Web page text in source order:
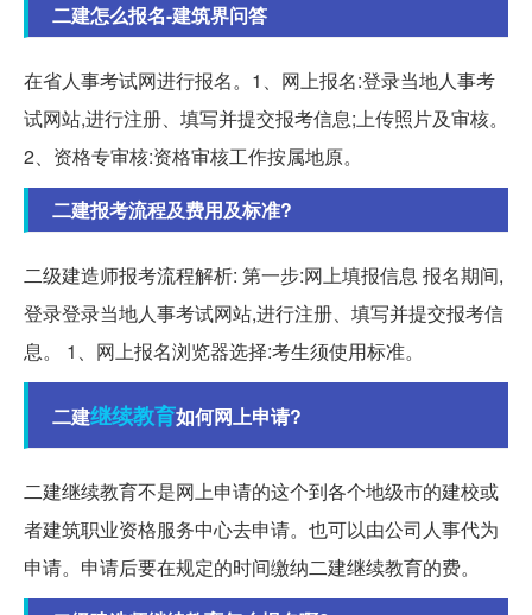
二建怎么报名-建筑界问答
在省人事考试网进行报名。1、网上报名:登录当地人事考
试网站,进行注册、填写并提交报考信息;上传照片及审核。
2、资格专审核:资格审核工作按属地原。
二建报考流程及费用及标准?
二级建造师报考流程解析: 第一步:网上填报信息 报名期间,
登录登录当地人事考试网站,进行注册、填写并提交报考信
息。 1、网上报名浏览器选择:考生须使用标准。
二建继续教育如何网上申请?
二建继续教育不是网上申请的这个到各个地级市的建校或
者建筑职业资格服务中心去申请。也可以由公司人事代为
申请。申请后要在规定的时间缴纳二建继续教育的费。